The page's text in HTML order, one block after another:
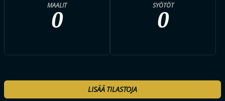
MAALIT
0
SYÖTÖT
0
LISÄÄ TILASTOJA